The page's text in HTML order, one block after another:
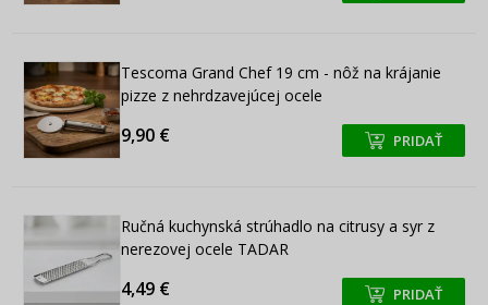
Tescoma Grand Chef 19 cm - nôž na krájanie
pizze z nehrdzavejúcej ocele
9,90 € +
+ PRIDAŤ
Ručná kuchynská strúhadlo na citrusy a syr z
nerezovej ocele TADAR
4,49 € +
+ PRIDAŤ